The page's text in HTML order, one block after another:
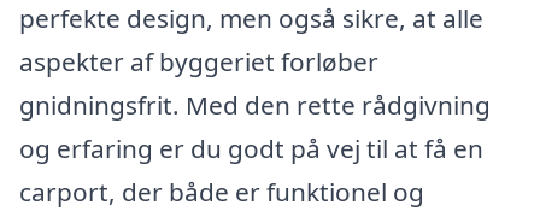
perfekte design, men også sikre, at alle
aspekter af byggeriet forløber
gnidningsfrit. Med den rette rådgivning
og erfaring er du godt på vej til at få en
carport, der både er funktionel og